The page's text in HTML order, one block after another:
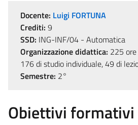
Docente: Luigi FORTUNA
Crediti: 9
SSD: ING-INF/04 - Automatica
Organizzazione didattica: 225
176 di studio individuale, 49 di
Semestre: 2°
Obiettivi formativi